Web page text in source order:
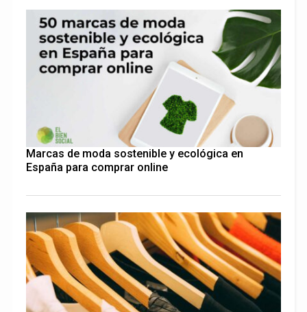
Marcas de moda sostenible y ecológica en
España para comprar online